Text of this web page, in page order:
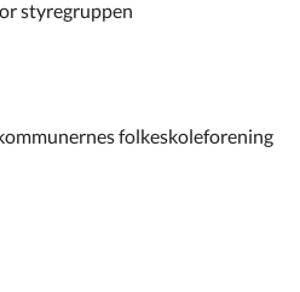
styregruppen
folkeskoleforening